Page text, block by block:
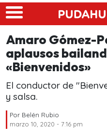
Skip to main content
Amaro Gómez-
aplausos
«Bienvenidos»
El conductor de
y salsa.
Por Belén Rubio
marzo 10, 2020 - 7:16 pm